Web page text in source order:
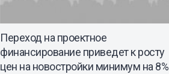
Переход на проектное
финансирование приведет к росту
цен на новостройки минимум на 8%